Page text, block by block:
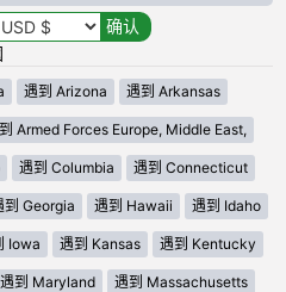
遇到 Arizona 遇到 Arkansas
Armed Forces Europe, Middle East,
遇到 Columbia 遇到 Connecticut
到 Georgia 遇到 Hawaii 遇到 Idaho
Iowa 遇到 Kansas 遇到 Kentucky
遇到 Maryland 遇到 Massachusetts